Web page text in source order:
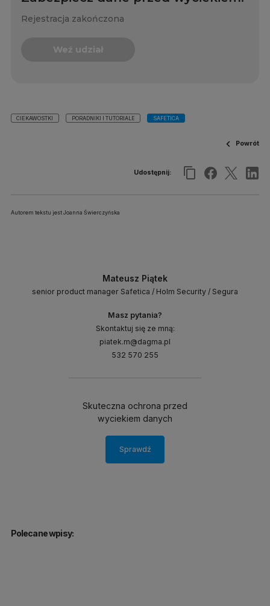
Rejestracja zakończona
Weź udział
CIEKAWOSTKI PORADNIKI I TUTORIALE SAFETICA
Powrót
Udostępnij:
Autorem tekstu jest Joanna Świerczyńska
Mateusz Piątek
senior product manager Safetica / Holm Security / Segura
Masz pytania?
Skontaktuj się ze mną:
piatek.m@dagma.pl
532 570 255
Skuteczna ochrona przed
wyciekiem danych
Sprawdź
Polecane wpisy: